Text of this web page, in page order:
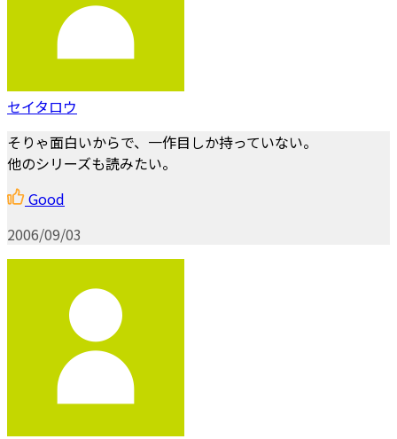
セイタロウ
そりゃ面白いからで、一作目しか持っていない。
他のシリーズも読みたい。
Good
2006/09/03